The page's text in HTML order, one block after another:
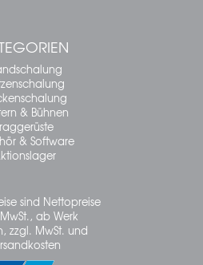
& Bühnen
& Software
sind Nettopreise
ab Werk
zzgl. MwSt. und